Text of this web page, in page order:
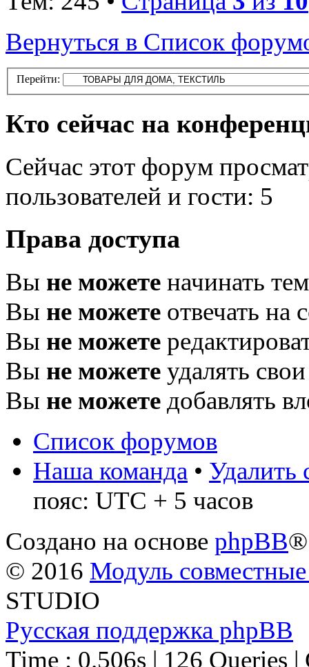
Вернуться в Список
Перейти:
Кто сейчас на
Сейчас этот форум
пользователей и гости: 5
Права доступа
Вы не можете начинать
Вы не можете отвечать на
Вы не можете
Вы не можете удалять
Вы не можете добавлять
Список форумов
Наша команда • Удалить
пояс: UTC + 5 часов
Создано на основе phpBB®
© 2016 Модуль
STUDIO
Русская поддержка phpBB
Time : 0.506s | 126 Queries